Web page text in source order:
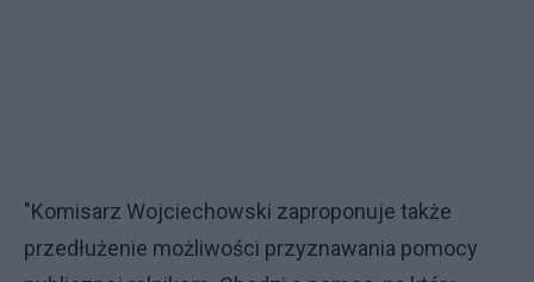
"Komisarz Wojciechowski zaproponuje także
przedłużenie możliwości przyznawania pomocy